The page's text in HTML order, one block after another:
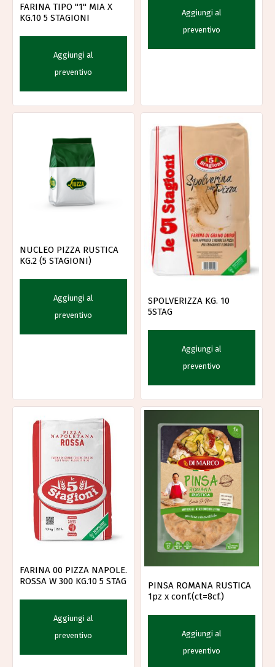
FARINA TIPO "1" MIA X
KG.10 5 STAGIONI
Aggiungi al
preventivo
Aggiungi al
preventivo
NUCLEO PIZZA RUSTICA
KG.2 (5 STAGIONI)
Aggiungi al
preventivo
SPOLVERIZZA KG. 10
5STAG
Aggiungi al
preventivo
FARINA 00 PIZZA NAPOLE.
ROSSA W 300 KG.10 5 STAG
Aggiungi al
preventivo
PINSA ROMANA RUSTICA
1pz x conf.(ct=8cf.)
Aggiungi al
preventivo